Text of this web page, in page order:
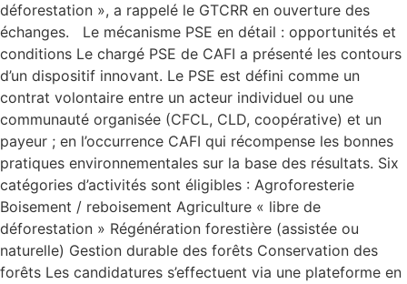
déforestation », a rappelé le GTCRR en ouverture des
échanges. Le mécanisme PSE en détail : opportunités et
conditions Le chargé PSE de CAFI a présenté les contours
d’un dispositif innovant. Le PSE est défini comme un
contrat volontaire entre un acteur individuel ou une
communauté organisée (CFCL, CLD, coopérative) et un
payeur ; en l’occurrence CAFI qui récompense les bonnes
pratiques environnementales sur la base des résultats. Six
catégories d’activités sont éligibles : Agroforesterie
Boisement / reboisement Agriculture « libre de
déforestation » Régénération forestière (assistée ou
naturelle) Gestion durable des forêts Conservation des
forêts Les candidatures s’effectuent via une plateforme en